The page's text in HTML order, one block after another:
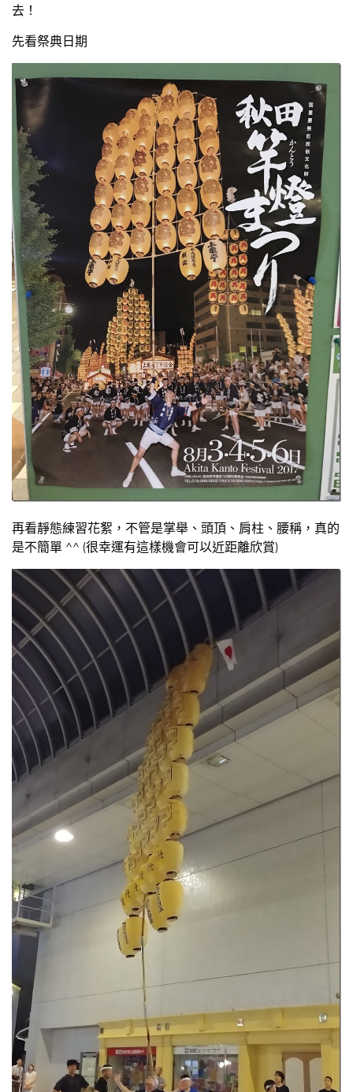
去！
先看祭典日期
再看靜態練習花絮，不管是掌舉、頭頂、肩柱、腰稱，真的
是不簡單 ^^ (很幸運有這樣機會可以近距離欣賞)